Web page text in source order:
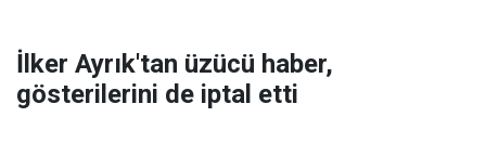
İlker Ayrık'tan üzücü haber,
gösterilerini de iptal etti